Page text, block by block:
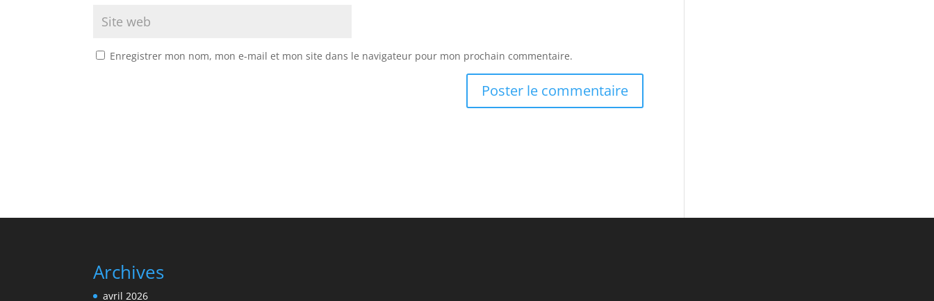
Enregistrer mon nom, mon e-mail et mon site dans le navigateur pour mon prochain commentaire.
Archives
avril 2026